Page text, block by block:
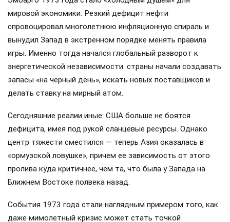
мировой экономики. Резкий дефицит нефти
спровоцировал многолетнюю инфляционную спираль и
вынудил Запад в экстренном порядке менять правила
игры. Именно тогда начался глобальный разворот к
энергетической независимости: страны начали создавать
запасы «на черный день», искать новых поставщиков и
делать ставку на мирный атом.
Сегодняшние реалии иные: США больше не боятся
дефицита, имея под рукой сланцевые ресурсы. Однако
центр тяжести сместился — теперь Азия оказалась в
«ормузской ловушке», причем ее зависимость от этого
пролива куда критичнее, чем та, что была у Запада на
Ближнем Востоке полвека назад.
События 1973 года стали наглядным примером того, как
даже мимолетный кризис может стать точкой